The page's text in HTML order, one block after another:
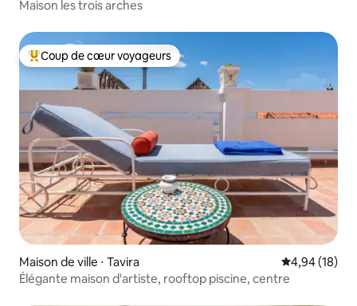
Maison les trois arches
Coups de cœur voyageurs les plus appréciés
Coup de cœur voyageurs
Maison de ville ⋅ Tavira Évaluation
4,94 (18)
Élégante maison d'artiste, rooftop piscine, centre